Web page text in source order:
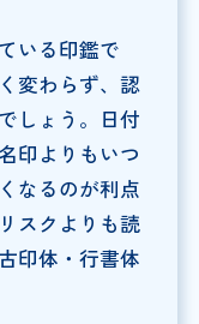
いる印鑑で
変わらず、認
しょう。日付
印よりもいつ
なるのが利点
スクよりも読
印体・行書体